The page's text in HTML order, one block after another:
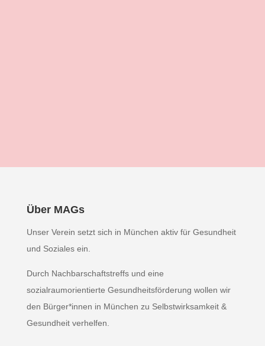
Über MAGs
Unser Verein setzt sich in München aktiv für Gesundheit
und Soziales ein.
Durch Nachbarschaftstreffs und eine
sozialraumorientierte Gesundheitsförderung wollen wir
den Bürger*innen in München zu Selbstwirksamkeit &
Gesundheit verhelfen.